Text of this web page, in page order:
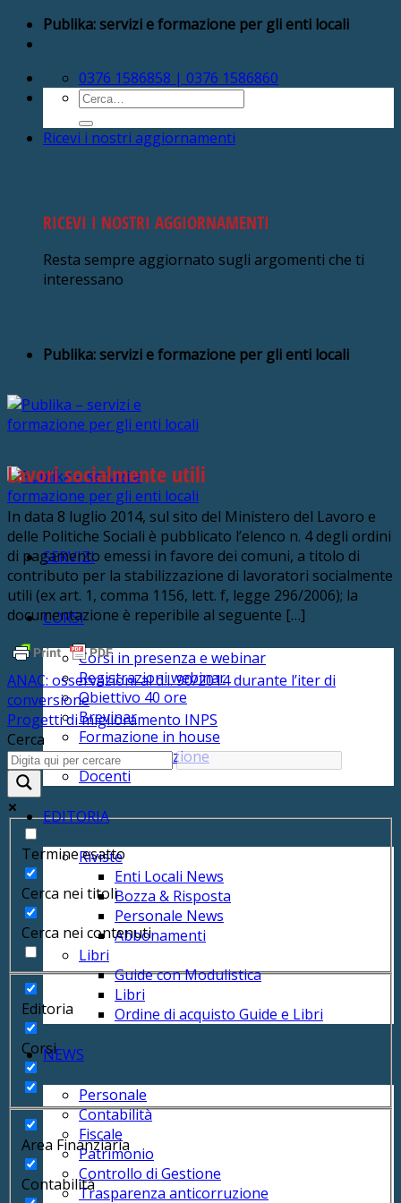
Salta Publika: servizi e formazione per gli enti locali
0376 1586858 | 0376 1586860
Cerca:
Ricevi i nostri aggiornamenti
RICEVI I NOSTRI AGGIORNAMENTI
Resta sempre aggiornato sugli argomenti che ti
interessano
Publika: servizi e formazione per gli enti locali
SERVIZI
CORSI
Corsi in presenza e webinar
Registrazioni webinar
Obiettivo 40 ore
Brevinar
Formazione in house
Credito formazione
Docenti
EDITORIA
Riviste
Enti Locali News
Bozza & Risposta
Personale News
Abbonamenti
Libri
Guide con Modulistica
Libri
Ordine di acquisto Guide e Libri
NEWS
Personale
Contabilità
Fiscale
Patrimonio
Controllo di Gestione
Trasparenza anticorruzione
Lavori socialmente utili
In data 8 luglio 2014, sul sito del Ministero del Lavoro e
delle Politiche Sociali è pubblicato l’elenco n. 4 degli ordini
di pagamento emessi in favore dei comuni, a titolo di
contributo per la stabilizzazione di lavoratori socialmente
utili (ex art. 1, comma 1156, lett. f, legge 296/2006); la
documentazione è reperibile al seguente […]
ANAC: osservazioni al d.l. 90/2014 durante l’iter di
conversione
Progetti di miglioramento INPS
Cerca
Termine esatto
Cerca nei titoli
Cerca nei contenuti
Editoria
Corsi
Area Finanziaria
Contabilità